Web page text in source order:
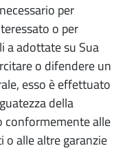
per
o per
a adottate su Sua
o difendere un
esso è effettuato
della
conformemente alle
o alle altre garanzie